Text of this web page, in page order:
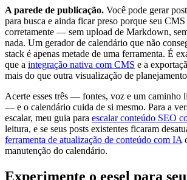
A parede de publicação. Você pode gerar
para busca e ainda ficar preso porque seu CMS
corretamente — sem upload de Markdown,
nada. Um gerador de calendário que não
stack é apenas metade de uma ferramenta. É
que a integração nativa com CMS e a
mais do que outra visualização de
Acerte esses três — fontes, voz e um caminho
— e o calendário cuida de si mesmo. Para a
escalar, meu guia para escalar conteúdo SEO
leitura, e se seus posts existentes ficaram
ferramenta de atualização de conteúdo com IA
manutenção do calendário.
Experimente o eesel para